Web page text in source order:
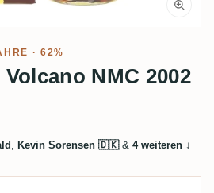
· 62%
NMC 2002
, Kevin Sorensen 🇩🇰& 4 weiteren ↓